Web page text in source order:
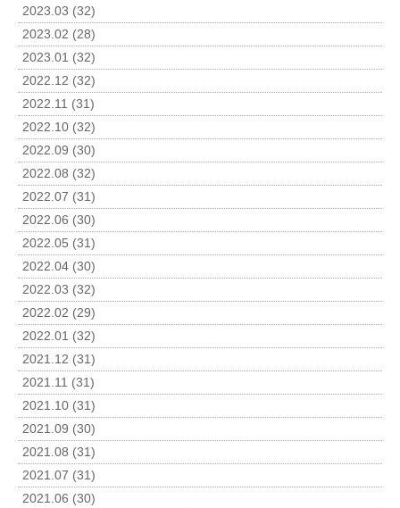
2023.03 (32)
2023.02 (28)
2023.01 (32)
2022.12 (32)
2022.11 (31)
2022.10 (32)
2022.09 (30)
2022.08 (32)
2022.07 (31)
2022.06 (30)
2022.05 (31)
2022.04 (30)
2022.03 (32)
2022.02 (29)
2022.01 (32)
2021.12 (31)
2021.11 (31)
2021.10 (31)
2021.09 (30)
2021.08 (31)
2021.07 (31)
2021.06 (30)